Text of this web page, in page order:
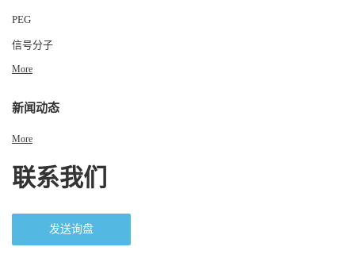
PEG
信号分子
More
新闻动态
More
联系我们
发送询盘